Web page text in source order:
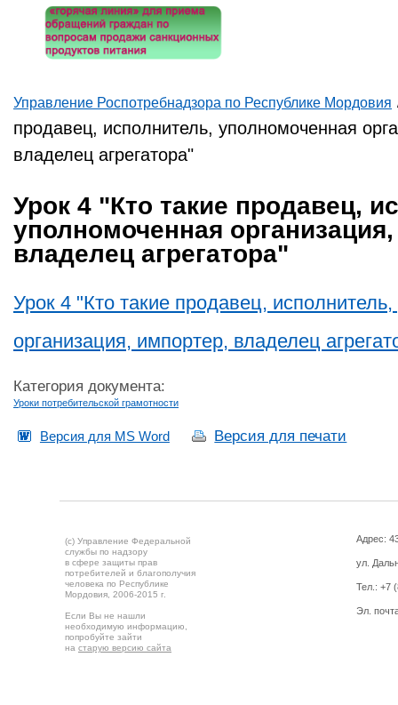
Управление Роспотребнадзора по Республике Мордовия
продавец, исполнитель, уполномоченная
владелец агрегатора"
Урок 4 "Кто такие продавец,
уполномоченная
владелец агрегатора"
Урок 4 "Кто такие продавец,
организация, импортер, владелец
Категория документа:
Уроки потребительской грамотности
Версия для MS Word Версия для печати
(c) Управление Федеральной
службы по надзору
в сфере защиты прав
потребителей и благополучия
человека по Республике
Мордовия, 2006-2015 г.
Если Вы не нашли
необходимую информацию,
попробуйте зайти
на старую версию сайта
Адрес:
ул.
Тел.: +7
Эл.